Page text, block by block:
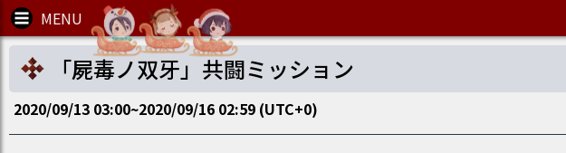
「屍毒ノ双牙」共闘ミッション
2020/09/13 03:00~2020/09/16 02:59 (UTC+0)